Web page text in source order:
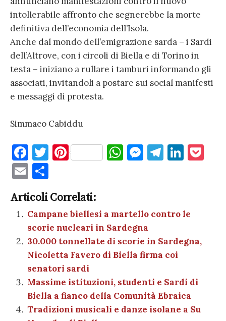
intollerabile affronto che segnerebbe la morte
definitiva dell’economia dell’Isola.
Anche dal mondo dell’emigrazione sarda – i Sardi
dell’Altrove, con i circoli di Biella e di Torino in
testa – iniziano a rullare i tamburi informando gli
associati, invitandoli a postare sui social manifesti
e messaggi di protesta.
Simmaco Cabiddu
F
a
c
e
b
o
o
k
T
te
r
Pi
es
t
W
A
p
p
M
g
er
T
a
m
Li
dI
n
E
m
ai
l
o
n
di
vi
di
Articoli Correlati:
Campane biellesi a martello contro le
scorie nucleari in Sardegna
30.000 tonnellate di scorie in Sardegna,
Nicoletta Favero di Biella firma coi
senatori sardi
Massime istituzioni, studenti e Sardi di
Biella a fianco della Comunità Ebraica
Tradizioni musicali e danze isolane a Su